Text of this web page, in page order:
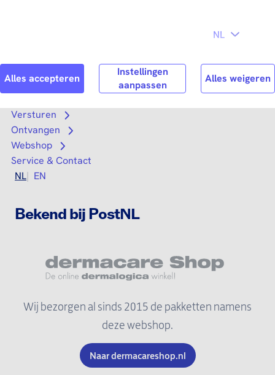
Search Zoek
Versturen
Open submenu
Ontvangen
Open submenu
Webshop
Open submenu
Service & Contact
NL
EN
Bekend bij PostNL